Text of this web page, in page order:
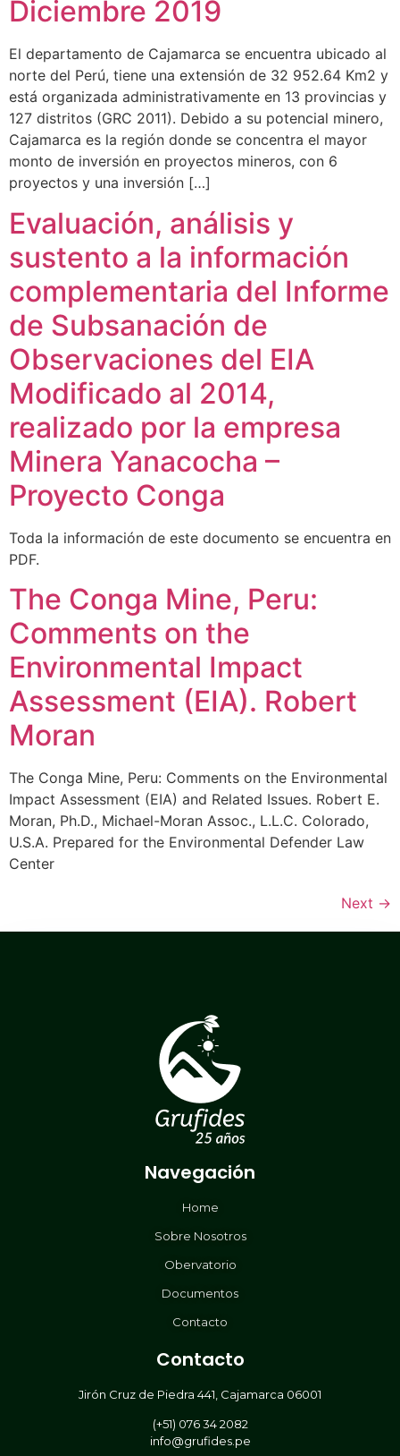
Diciembre 2019
El departamento de Cajamarca se encuentra ubicado al
norte del Perú, tiene una extensión de 32 952.64 Km2 y
está organizada administrativamente en 13 provincias y
127 distritos (GRC 2011). Debido a su potencial minero,
Cajamarca es la región donde se concentra el mayor
monto de inversión en proyectos mineros, con 6
proyectos y una inversión […]
Evaluación, análisis y
sustento a la información
complementaria del Informe
de Subsanación de
Observaciones del EIA
Modificado al 2014,
realizado por la empresa
Minera Yanacocha –
Proyecto Conga
Toda la información de este documento se encuentra en
PDF.
The Conga Mine, Peru:
Comments on the
Environmental Impact
Assessment (EIA). Robert
Moran
The Conga Mine, Peru: Comments on the Environmental
Impact Assessment (EIA) and Related Issues. Robert E.
Moran, Ph.D., Michael-Moran Assoc., L.L.C. Colorado,
U.S.A. Prepared for the Environmental Defender Law
Center
Next →
Navegación
Home
Sobre Nosotros
Obervatorio
Documentos
Contacto
Contacto
Jirón Cruz de Piedra 441, Cajamarca 06001
(+51) 076 34 2082
info@grufides.pe